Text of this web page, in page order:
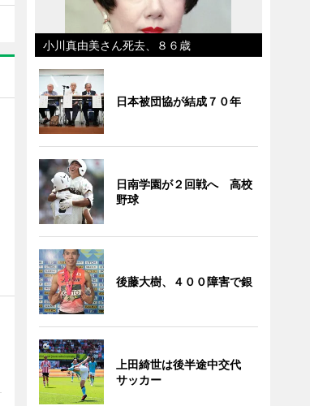
小川真由美さん死去、８６歳
日本被団協が結成７０年
日南学園が２回戦へ 高校
野球
後藤大樹、４００障害で銀
上田綺世は後半途中交代
サッカー